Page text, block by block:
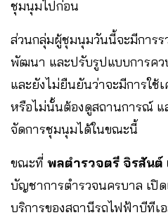
ชุมนุมไปก่อน
ส่วนกลุ่มผู้ชุมนุมวันนี้จะมีการร
พัฒนา และปรับรูปแบบการค
และยังไม่ยืนยันว่าจะมีการใช้
หรือไม่นั้นต้องดูสถานการณ์ แ
จัดการชุมนุมได้ในขณะนี้
ขณะที่ พลตำรวจตรี จิรสันต์
บัญชาการตำรวจนครบาล เปิ
บริการของสถานีรถไฟฟ้าบีทีเ